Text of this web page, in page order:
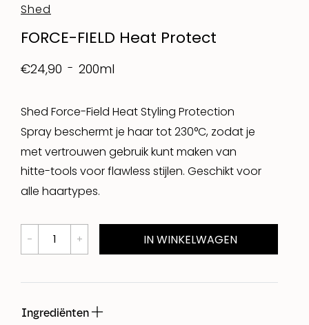
Shed
FORCE-FIELD Heat Protect
€24,90 200ml
Shed Force-Field Heat Styling Protection
Spray beschermt je haar tot 230°C, zodat je
met vertrouwen gebruik kunt maken van
hitte-tools voor flawless stijlen. Geschikt voor
alle haartypes.
Ingrediënten
IN WINKELWAGEN